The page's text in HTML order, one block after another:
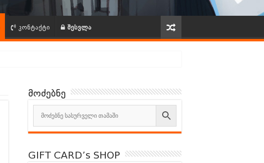
კონტაქტი შესვლა
მოძებნე
GIFT CARD’s SHOP